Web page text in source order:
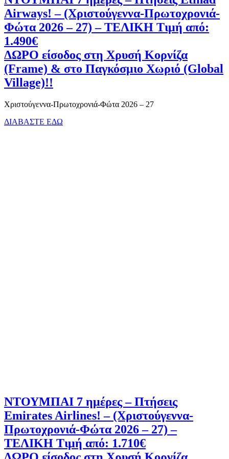
Airways! – (Χριστούγεννα-Πρωτοχρονιά-
Φώτα 2026 – 27) – ΤΕΛΙΚΗ Τιμή από:
1.490€
ΔΩΡΟ είσοδος στη Χρυσή Κορνίζα
(Frame) & στο Παγκόσμιο Χωριό (Global
Village)!!
Χριστούγεννα-Πρωτοχρονιά-Φώτα 2026 – 27
ΔΙΑΒΑΣΤΕ ΕΔΩ
ΝΤΟΥΜΠΑΙ 7 ημέρες – Πτήσεις
Emirates Airlines! – (Χριστούγεννα-
Πρωτοχρονιά-Φώτα 2026 – 27) –
ΤΕΛΙΚΗ Τιμή από: 1.710€